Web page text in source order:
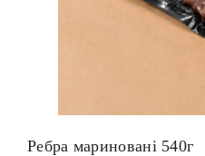
Ребра мариновані 540г